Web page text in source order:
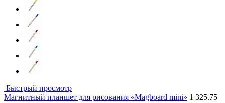
Быстрый просмотр
Магнитный планшет для рисования «Magboard mini» 1 325.75